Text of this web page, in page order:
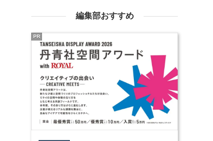
編集部おすすめ
PR